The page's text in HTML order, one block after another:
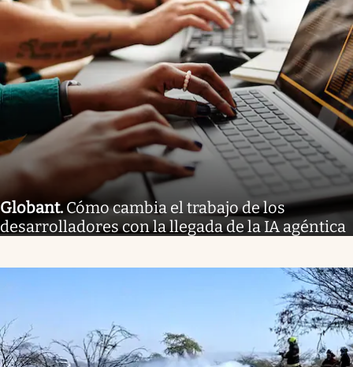
Globant. Cómo cambia el trabajo de los
desarrolladores con la llegada de la IA agéntica